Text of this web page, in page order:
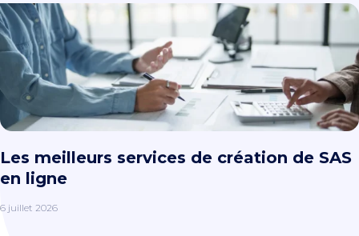
Les meilleurs services de création de SAS
en ligne
6 juillet 2026